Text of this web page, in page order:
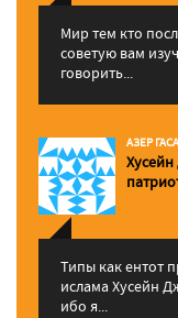
Мир тем кто
советую вам
говорить...
АЗЕР
Типы как ентот
ислама Хусейн
ибо я...